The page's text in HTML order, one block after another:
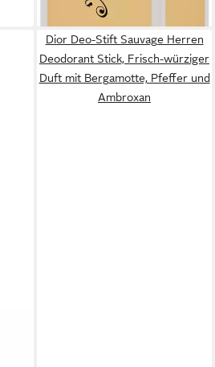
lieferbar - in 2-3 Werktagen bei dir
Dior Deo-Stift Sauvage Herren
Deodorant Stick, Frisch-würziger
Duft mit Bergamotte, Pfeffer und
Ambroxan